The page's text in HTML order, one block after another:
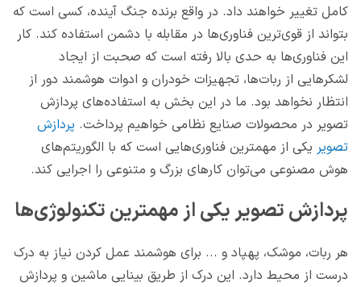
کامل تغییر خواهند داد. در واقع برنده جنگ آینده، کسی است که
بتواند از قوی‌ترین فناوری‌ها در مقابله با دشمن استفاده کند. کار
این فناوری‌ها به حدی بالا رفته است که صحبت از ایجاد
لشکرهایی از ربات‌ها، تجهیزات خودران و ادوات هوشمند دور از
انتظار نخواهد بود. ما در این بخش به استفاده‌های پردازش
تصویر در محصولات صنایع نظامی خواهیم پرداخت. پردازش
تصویر یکی از مهمترین فناوری‌هایی است که با الگوریتم‌های
هوش مصنوعی می‌توان کارهای بزرگ و متنوعی را اجرایی کند.
پردازش تصویر یکی از مهمترین تکنولوژی‌ها
هر ربات، موشک، پهپاد و ... برای هوشمند عمل کردن نیاز به درک
درست از محیط دارد. این درک از طریق بینایی ماشین و پردازش